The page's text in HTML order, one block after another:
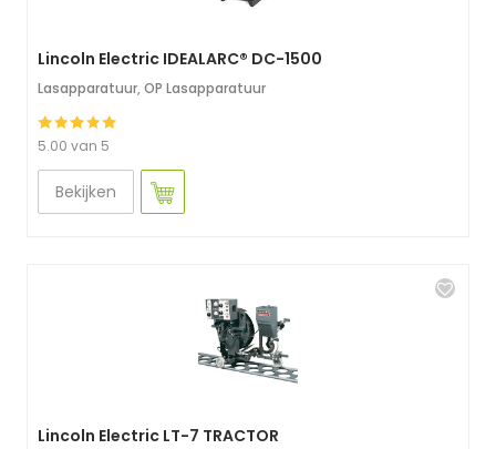
Lincoln Electric IDEALARC® DC-1500
Lasapparatuur, OP Lasapparatuur
5.00 van 5
Bekijken
Lincoln Electric LT-7 TRACTOR